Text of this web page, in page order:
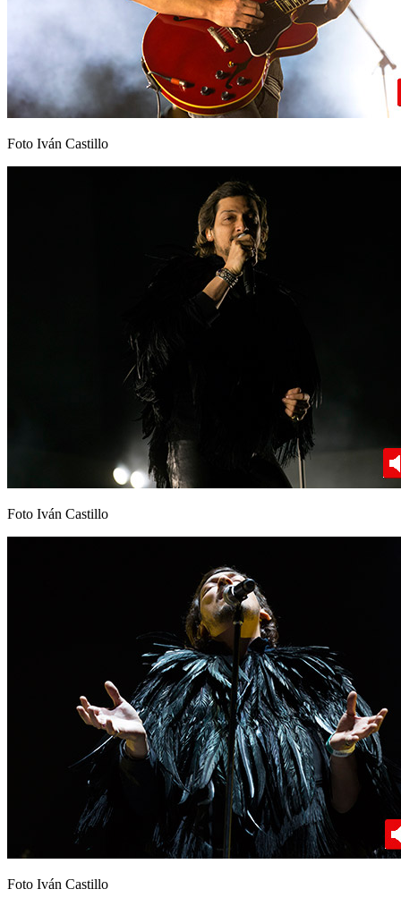
Foto Iván Castillo
Foto Iván Castillo
Foto Iván Castillo